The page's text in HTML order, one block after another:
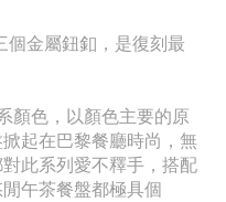
金屬鈕釦，是復刻最
顏色，以顏色主要的原
起在巴黎餐廳時尚，無
此系列愛不釋手，搭配
午茶餐盤都極具個